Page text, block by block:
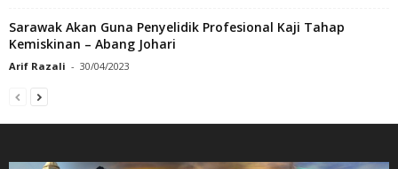
Sarawak Akan Guna Penyelidik Profesional Kaji Tahap
Kemiskinan – Abang Johari
Arif Razali - 30/04/2023